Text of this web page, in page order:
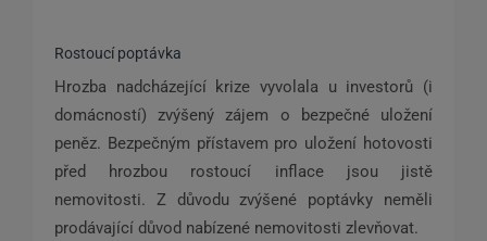
Rostoucí poptávka
Hrozba nadcházející krize vyvolala u investorů (i
domácností) zvýšený zájem o bezpečné uložení
peněz. Bezpečným přístavem pro uložení hotovosti
před hrozbou rostoucí inflace jsou jistě
nemovitosti. Z důvodu zvýšené poptávky neměli
prodávající důvod nabízené nemovitosti zlevňovat.